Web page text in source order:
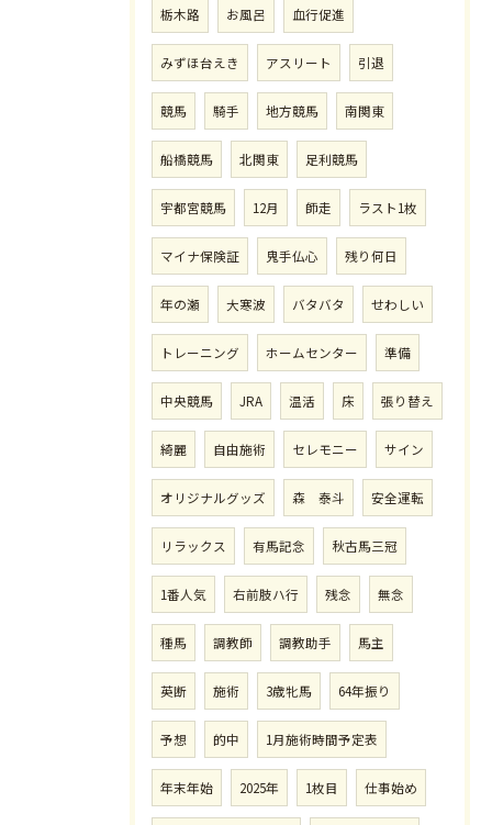
栃木路 お風呂 血行促進
みずほ台えき アスリート 引退
競馬 騎手 地方競馬 南関東
船橋競馬 北関東 足利競馬
宇都宮競馬 12月 師走 ラスト1枚
マイナ保険証 鬼手仏心 残り何日
年の瀬 大寒波 バタバタ せわしい
トレーニング ホームセンター 準備
中央競馬 JRA 温活 床 張り替え
綺麗 自由施術 セレモニー サイン
オリジナルグッズ 森 泰斗 安全運転
リラックス 有馬記念 秋古馬三冠
1番人気 右前肢ハ行 残念 無念
種馬 調教師 調教助手 馬主
英断 施術 3歳牝馬 64年振り
予想 的中 1月施術時間予定表
年末年始 2025年 1枚目 仕事始め